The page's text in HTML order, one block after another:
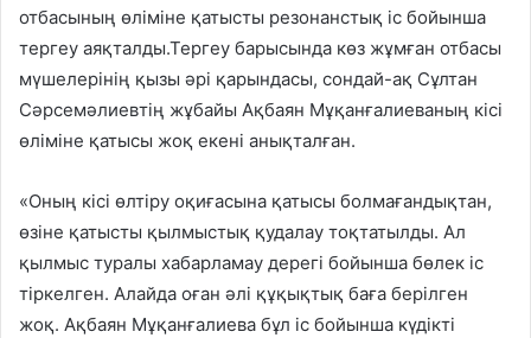
отбасының өліміне қатысты резонанстық іс бойынша
тергеу аяқталды.Тергеу барысында көз жұмған отбасы
мүшелерінің қызы әрі қарындасы, сондай-ақ Сұлтан
Сәрсемәлиевтің жұбайы Ақбаян Мұқанғалиеваның кісі
өліміне қатысы жоқ екені анықталған.
«Оның кісі өлтіру оқиғасына қатысы болмағандықтан,
өзіне қатысты қылмыстық қудалау тоқтатылды. Ал
қылмыс туралы хабарламау дерегі бойынша бөлек іс
тіркелген. Алайда оған әлі құқықтық баға берілген
жоқ. Ақбаян Мұқанғалиева бұл іс бойынша күдікті